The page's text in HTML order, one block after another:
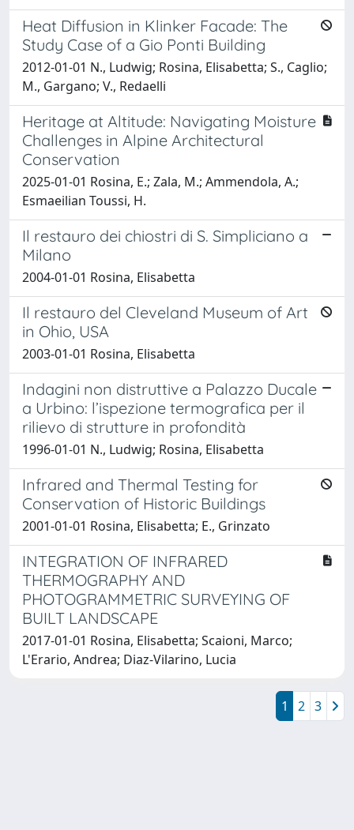
Heat Diffusion in Klinker Facade: The
Study Case of a Gio Ponti Building
2012-01-01 N., Ludwig; Rosina, Elisabetta; S., Caglio;
M., Gargano; V., Redaelli
Heritage at Altitude: Navigating Moisture
Challenges in Alpine Architectural
Conservation
2025-01-01 Rosina, E.; Zala, M.; Ammendola, A.;
Esmaeilian Toussi, H.
Il restauro dei chiostri di S. Simpliciano a
Milano
2004-01-01 Rosina, Elisabetta
Il restauro del Cleveland Museum of Art
in Ohio, USA
2003-01-01 Rosina, Elisabetta
Indagini non distruttive a Palazzo Ducale
a Urbino: l’ispezione termografica per il
rilievo di strutture in profondità
1996-01-01 N., Ludwig; Rosina, Elisabetta
Infrared and Thermal Testing for
Conservation of Historic Buildings
2001-01-01 Rosina, Elisabetta; E., Grinzato
INTEGRATION OF INFRARED
THERMOGRAPHY AND
PHOTOGRAMMETRIC SURVEYING OF
BUILT LANDSCAPE
2017-01-01 Rosina, Elisabetta; Scaioni, Marco;
L'Erario, Andrea; Diaz-Vilarino, Lucia
1 2 3